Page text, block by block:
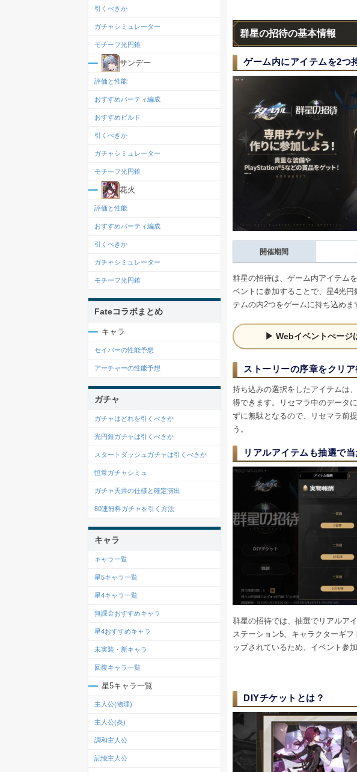
群星の招待の基本情報
ゲーム内にアイテムを2つ
開催期間
群星の招待は、ゲーム内アイテム
ベントに参加することで、星4光
テムの内2つをゲームに持ち込めま
Webイベントぺージ
ストーリーの序章をクリ
持ち込みの選択をしたアイテムは
得できます。リセマラ中のデータ
ずに無駄となるので、リセマラ前
う。
リアルアイテムも抽選で当
群星の招待では、抽選でリアルア
ステーション5、キャラクターギ
ップされているため、イベント参
DIYチケットとは？
引くべきか
ガチャシミュレーター
モチーフ光円錐
サンデー
評価と性能
おすすめパーティ編成
おすすめビルド
引くべきか
ガチャシミュレーター
モチーフ光円錐
花火
評価と性能
おすすめパーティ編成
引くべきか
ガチャシミュレーター
モチーフ光円錐
Fateコラボまとめ
キャラ
セイバーの性能予想
アーチャーの性能予想
ガチャ
ガチャはどれを引くべきか
光円錐ガチャは引くべきか
スタートダッシュガチャは引くべきか
恒常ガチャシミュ
ガチャ天井の仕様と確定演出
80連無料ガチャを引く方法
キャラ
キャラ一覧
星5キャラ一覧
星4キャラ一覧
無課金おすすめキャラ
星4おすすめキャラ
未実装・新キャラ
回復キャラ一覧
星5キャラ一覧
主人公(物理)
主人公(炎)
調和主人公
記憶主人公